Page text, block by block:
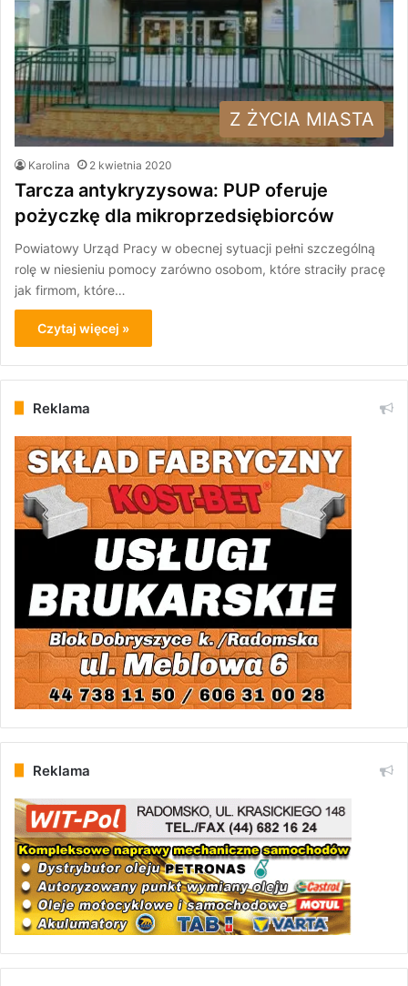
Z ŻYCIA MIASTA
Karolina 2 kwietnia 2020
Tarcza antykryzysowa: PUP oferuje
pożyczkę dla mikroprzedsiębiorców
Powiatowy Urząd Pracy w obecnej sytuacji pełni szczególną
rolę w niesieniu pomocy zarówno osobom, które straciły pracę
jak firmom, które…
Czytaj więcej »
Reklama
Reklama